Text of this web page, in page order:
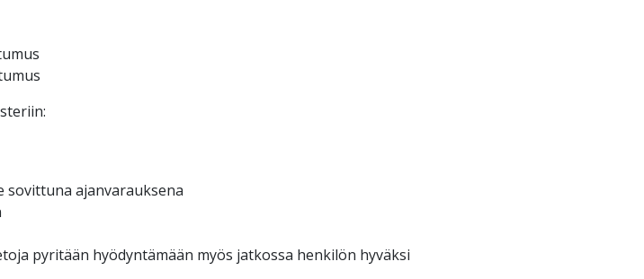
sovittuna ajanvarauksena
pyritään hyödyntämään myös jatkossa henkilön hyväksi